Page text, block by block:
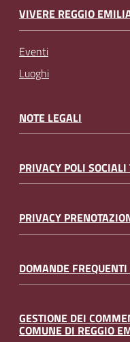
VIVERE REGGIO
Eventi
Luoghi
NOTE LEGALI
PRIVACY POLI
PRIVACY
DOMANDE
GESTIONE DEI
COMUNE DI REGGIO